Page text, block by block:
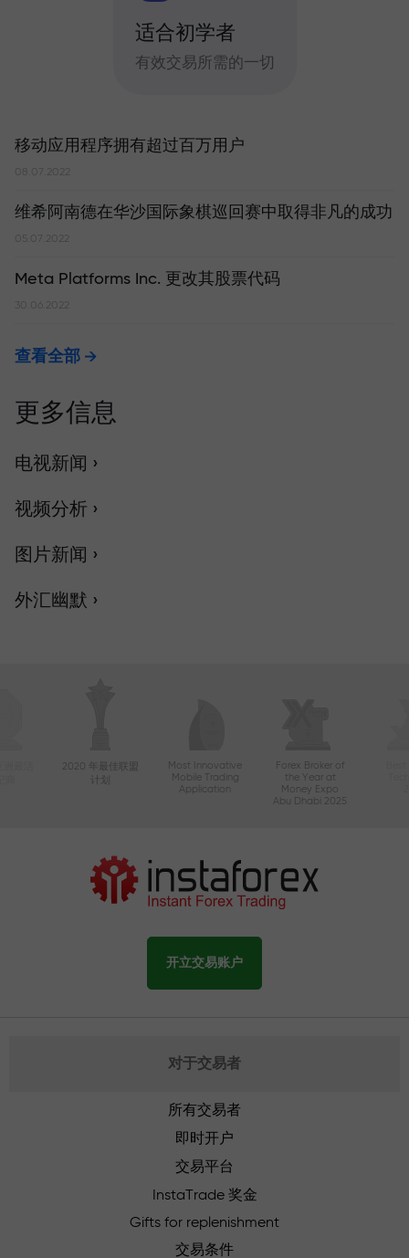
适合初学者
有效交易所需的一切
移动应用程序拥有超过百万用户
08.07.2022
维希阿南德在华沙国际象棋巡回赛中取得非凡的成功
Meta Platforms Inc. 更改其股票代码
30.06.2022
查看全部
更多信息
电视新闻 ›
视频分析 ›
图片新闻 ›
外汇幽默 ›
2020 年最佳联盟
Most Innovative
Mobile Trading
Application
Forex Broker of
the Year at
Money Expo
Abu Dhabi 2025
开立交易账户
对于交易者
所有交易者
即时开户
交易平台
InstaTrade 奖金
Gifts for replenishment
交易条件